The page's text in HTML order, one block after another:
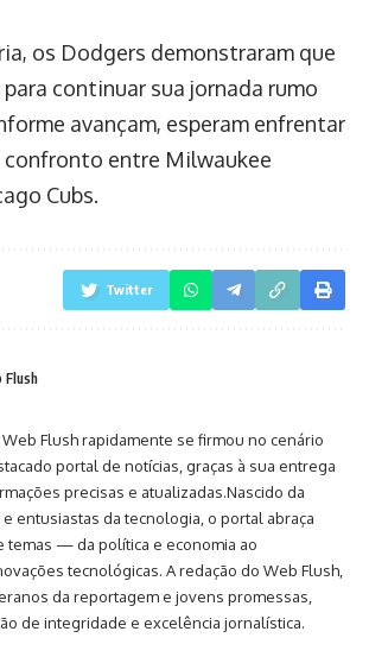
os Dodgers demonstraram que
continuar sua jornada rumo
avançam, esperam enfrentar
confronto entre Milwaukee
Cubs.
Twitter
Flush
Web Flush rapidamente se firmou no cenário
portal de notícias, graças à sua entrega
precisas e atualizadas.Nascido da
entusiastas da tecnologia, o portal abraça
temas — da política e economia ao
tecnológicas. A redação do Web Flush,
da reportagem e jovens promessas,
de integridade e excelência jornalística.